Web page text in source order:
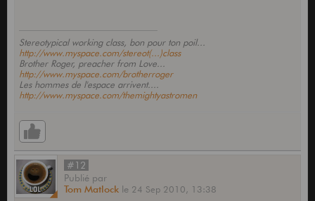
Stereotypical working class, bon pour ton poil...
http://www.myspace.com/stereot(...)class
Brother Roger, preacher from Love...
http://www.myspace.com/brotherroger
Les hommes de l'espace arrivent....
http://www.myspace.com/themightyastromen
#12
Publié par
Tom Matlock le 24 Sep 2010, 13:38